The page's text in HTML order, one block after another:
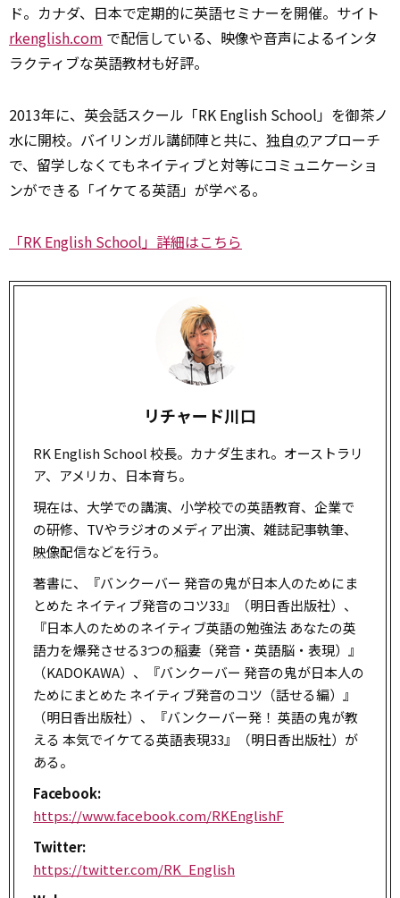
ド。カナダ、日本で定期的に英語セミナーを開催。サイト
rkenglish.com で配信している、映像や音声によるインタ
ラクティブな英語教材も好評。
2013年に、英会話スクール「RK English School」を御茶ノ
水に開校。バイリンガル講師陣と共に、 独自のアプローチ
で、留学しなくてもネイティブと対等にコミュニケーショ
ンができる「イケてる英語」が学べる。
「RK English School」詳細はこちら
リチャード川口
RK English School 校長。カナダ生まれ。オーストラリ
ア、アメリカ、日本育ち。
現在は、大学での講演、小学校での英語教育、企業で
の研修、TVやラジオのメディア出演、雑誌記事執筆、
映像配信などを行う。
著書に、『バンクーバー 発音の鬼が日本人のためにま
とめた ネイティブ発音のコツ33』（明日香出版社）、
『日本人のためのネイティブ英語の勉強法 あなたの英
語力を爆発させる3つの稲妻 （発音・英語脳・表現）』
（KADOKAWA）、『バンクーバー 発音の鬼が日本人の
ためにまとめた ネイティブ発音のコツ（話せる編）』
（明日香出版社）、『バンクーバー発！ 英語の鬼が教
える 本気でイケてる英語表現33』（明日香出版社）が
ある。
Facebook:
https://www.facebook.com/RKEnglishF
Twitter:
https://twitter.com/RK_English